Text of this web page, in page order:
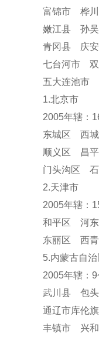
富锦市 桦
嫩江县 孙
青冈县 庆
七台河市
五大连池市
1.北京市
2005年辖：
东城区 西
顺义区 昌
门头沟区
2.天津市
2005年辖：
和平区 河
东丽区 西
5.内蒙古自治
2005年辖：
武川县 包
通辽市库
丰镇市 兴